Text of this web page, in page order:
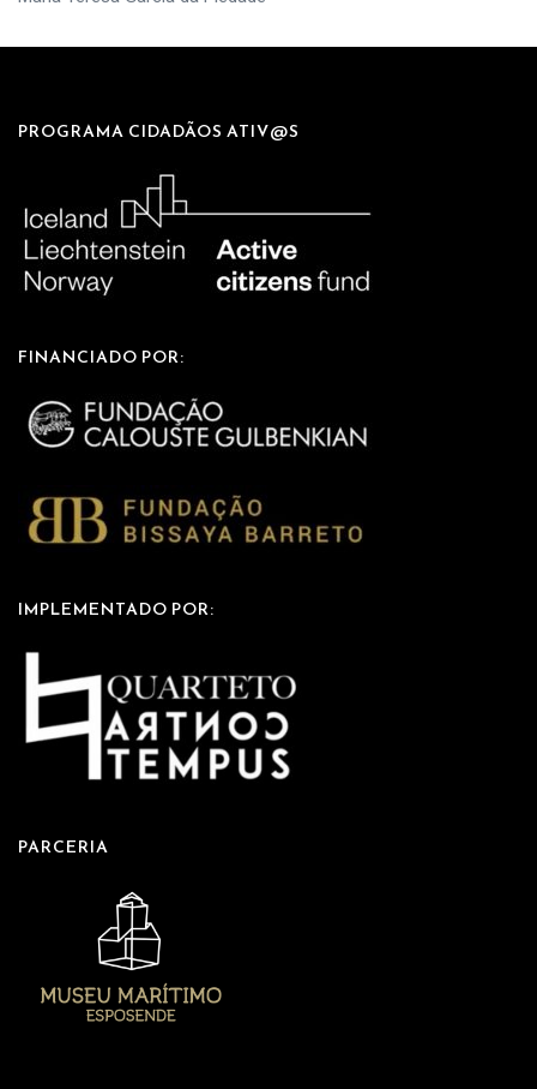
PROGRAMA CIDADÃOS ATIV@S
FINANCIADO POR:
IMPLEMENTADO POR:
PARCERIA